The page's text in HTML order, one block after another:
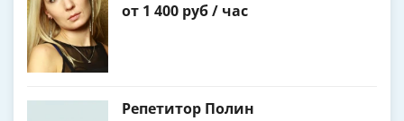
от 1 400 руб / час
Репетитор Полин